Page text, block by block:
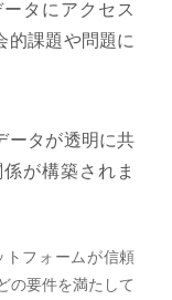
タにアクセス
的課題や問題に
ータが透明に共
が構築されま
フォームが信頼
の要件を満たして